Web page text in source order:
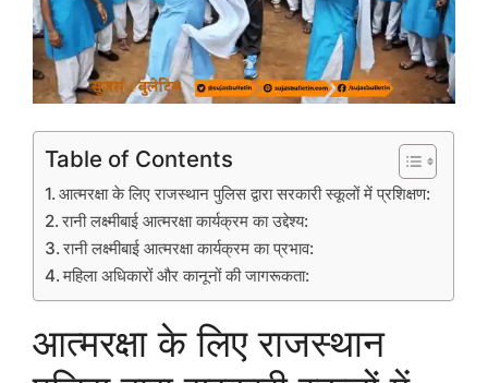
Table of Contents
आत्मरक्षा के लिए राजस्थान पुलिस द्वारा सरकारी स्कूलों में प्रशिक्षण:
रानी लक्ष्मीबाई आत्मरक्षा कार्यक्रम का उद्देश्य:
रानी लक्ष्मीबाई आत्मरक्षा कार्यक्रम का प्रभाव:
महिला अधिकारों और कानूनों की जागरूकता:
आत्मरक्षा के लिए राजस्थान